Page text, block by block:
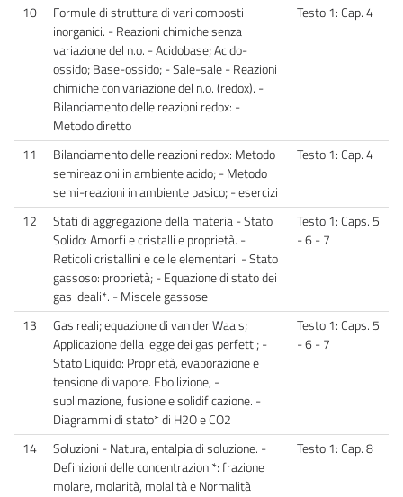
10
Formule di struttura di vari composti
inorganici. - Reazioni chimiche senza
variazione del n.o. - Acidobase; Acido-
ossido; Base-ossido; - Sale-sale - Reazioni
chimiche con variazione del n.o. (redox). -
Bilanciamento delle reazioni redox: -
Metodo diretto
Testo 1: Cap. 4
11
Bilanciamento delle reazioni redox: Metodo
semireazioni in ambiente acido; - Metodo
semi-reazioni in ambiente basico; - esercizi
Testo 1: Cap. 4
12
Stati di aggregazione della materia - Stato
Solido: Amorfi e cristalli e proprietà. -
Reticoli cristallini e celle elementari. - Stato
gassoso: proprietà; - Equazione di stato dei
gas ideali*. - Miscele gassose
Testo 1: Caps. 5
- 6 - 7
13
Gas reali; equazione di van der Waals;
Applicazione della legge dei gas perfetti; -
Stato Liquido: Proprietà, evaporazione e
tensione di vapore. Ebollizione, -
sublimazione, fusione e solidificazione. -
Diagrammi di stato* di H2O e CO2
Testo 1: Caps. 5
- 6 - 7
14
Soluzioni - Natura, entalpia di soluzione. -
Definizioni delle concentrazioni*: frazione
molare, molarità, molalità e Normalità
Testo 1: Cap. 8